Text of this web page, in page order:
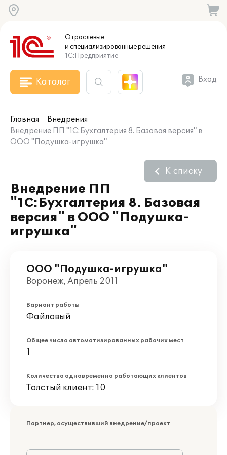
Отраслевые
и специализированныерешения
1С:Предприятие
Каталог Вход
Главная
Внедрения
Внедрение ПП "1С:Бухгалтерия 8. Базовая версия" в
ООО "Подушка-игрушка"
Внедрение ПП
"1С:Бухгалтерия 8. Базовая
версия" в ООО "Подушка-
игрушка"
К списку
ООО "Подушка-игрушка"
Воронеж, Апрель 2011
Вариант работы
Файловый
Общее число автоматизированных рабочих мест
1
Количество одновременно работающих клиентов
Толстый клиент: 10
Партнер, осуществивший внедрение/проект